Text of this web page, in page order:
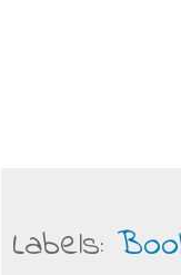
Labels: